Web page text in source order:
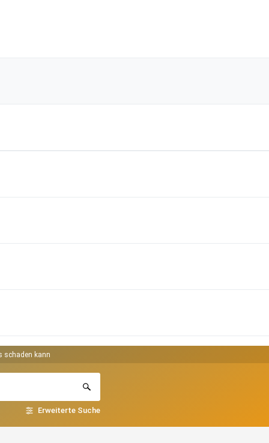
schaden kann
Erweiterte Suche